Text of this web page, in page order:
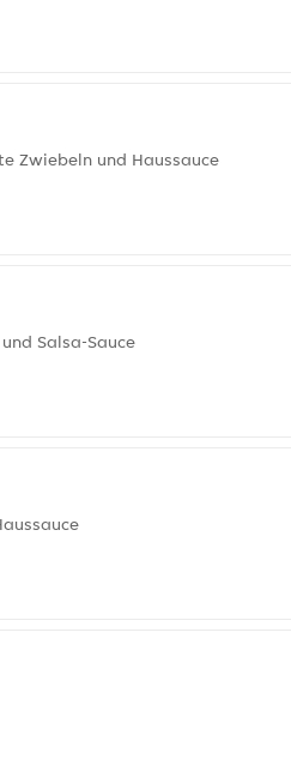
Zwiebeln und Haussauce
Salsa-Sauce